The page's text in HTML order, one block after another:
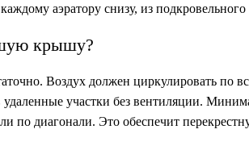
аэратору снизу, из подкровельного
крышу?
Воздух должен циркулировать по
удаленные участки без вентиляции.
по диагонали. Это обеспечит